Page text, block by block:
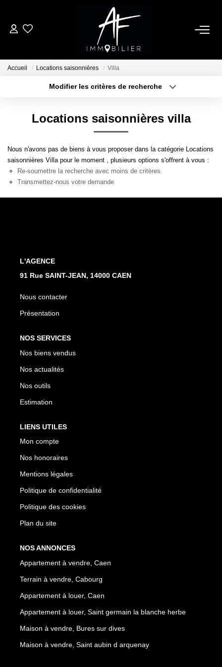
ACHETER
Qui Sommes Nous
Notre Équipe
Nos Services
CONTACT
Accueil Locations saisonnières Villa
Modifier les critères de recherche
Type de bien
Budget max Plus de critères
Locations saisonnières villa
Nous n'avons pas de biens à vous proposer dans la catégorie Locations
saisonnières Villa pour le moment , plusieurs options s'offrent à vous :
Re-soumettre la recherche avec moins de critères.
Transmettez-nous votre demande
L'AGENCE
91 Rue SAINT-JEAN, 14000 CAEN
Nous contacter
Présentation
NOS SERVICES
Nos biens vendus
Nos actualités
Nos outils
Estimation
LIENS UTILES
Mon compte
Nos honoraires
Mentions légales
Politique de confidentialité
Politique des cookies
Plan du site
NOS ANNONCES
Appartement à vendre, Caen
Terrain à vendre, Cabourg
Appartement à louer, Caen
Appartement à louer, Saint germain la blanche herbe
Maison à vendre, Bures sur dives
Maison à vendre, Saint aubin d arquenay